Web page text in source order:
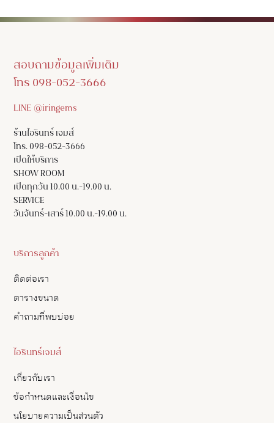
สอบถามข้อมูลเพิ่มเติม
โทร 098-052-3666
LINE @iringems
ร้านไอรินทร์ เจมส์
โทร. 098-052-3666
เปิดให้บริการ
SHOW ROOM
เปิดทุกวัน 10.00 น.-19.00 น.
SERVICE
วันจันทร์-เสาร์ 10.00 น.-19.00 น.
บริการลูกค้า
ติดต่อเรา
ตารางขนาด
คำถามที่พบบ่อย
ไอรินทร์เจมส์
เกี่ยวกับเรา
ข้อกำหนดและเงื่อนไข
นโยบายความเป็นส่วนตัว